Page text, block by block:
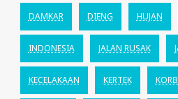
DAMKAR DIENG HUJAN
INDONESIA JALAN RUSAK
KECELAKAAN KERTEK